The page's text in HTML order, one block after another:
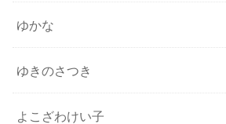
ゆかな
ゆきのさつき
よこざわけい子